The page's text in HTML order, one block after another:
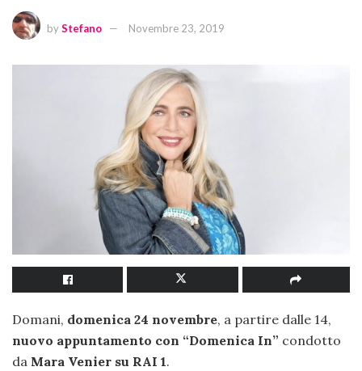
byStefano Novembre 23, 2019
Domani, domenica 24 novembre, a partire dalle 14,
nuovo appuntamento con “Domenica In” condotto
da Mara Venier su RAI 1.